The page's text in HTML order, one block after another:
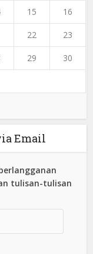
15 16
22 23
29 30
Email
tulisan-tulisan